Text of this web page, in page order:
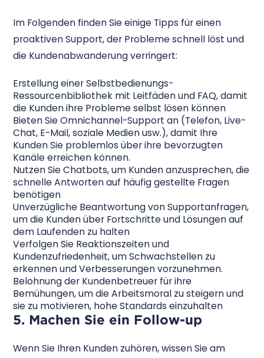
Im Folgenden finden Sie einige Tipps für einen
proaktiven Support, der Probleme schnell löst und
die Kundenabwanderung verringert:
Erstellung einer Selbstbedienungs-
Ressourcenbibliothek mit Leitfäden und FAQ, damit
die Kunden ihre Probleme selbst lösen können
Bieten Sie Omnichannel-Support an (Telefon, Live-
Chat, E-Mail, soziale Medien usw.), damit Ihre
Kunden Sie problemlos über ihre bevorzugten
Kanäle erreichen können.
Nutzen Sie Chatbots, um Kunden anzusprechen, die
schnelle Antworten auf häufig gestellte Fragen
benötigen
Unverzügliche Beantwortung von Supportanfragen,
um die Kunden über Fortschritte und Lösungen auf
dem Laufenden zu halten
Verfolgen Sie Reaktionszeiten und
Kundenzufriedenheit, um Schwachstellen zu
erkennen und Verbesserungen vorzunehmen.
Belohnung der Kundenbetreuer für ihre
Bemühungen, um die Arbeitsmoral zu steigern und
sie zu motivieren, hohe Standards einzuhalten
5. Machen Sie ein Follow-up
Wenn Sie Ihren Kunden zuhören, wissen Sie am